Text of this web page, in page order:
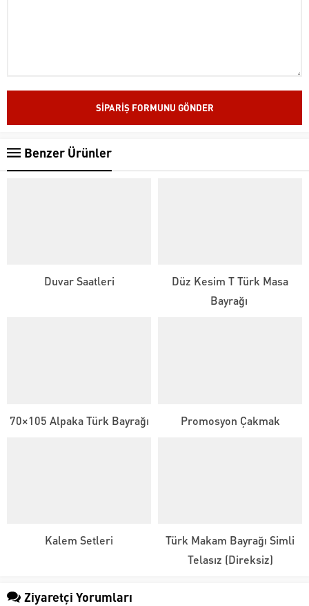
Benzer Ürünler
Duvar Saatleri
Düz Kesim T Türk Masa
Bayrağı
70×105 Alpaka Türk Bayrağı Promosyon Çakmak
Kalem Setleri
Türk Makam Bayrağı Simli
Telasız (Direksiz)
Ziyaretçi Yorumları